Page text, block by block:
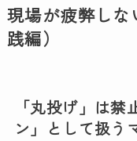
現場が疲弊し
践編）
「丸投げ」は
ン」として扱う